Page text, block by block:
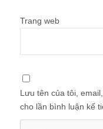
Trang web
Lưu tên của tôi,
cho lần bình luận kế